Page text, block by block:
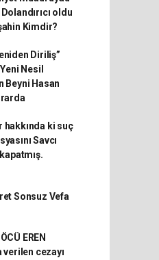
oldu
Kimdir?
Diriliş”
Nesil
Beyni Hasan
hakkında ki suç
Savcı
Sonsuz Vefa
EREN
verilen cezayı